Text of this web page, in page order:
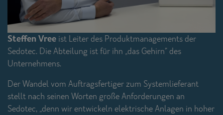
Steffen Vree ist Leiter des Produktmanagements der
Sedotec. Die Abteilung ist für ihn „das Gehirn“ des
Unternehmens.
Der Wandel vom Auftragsfertiger zum Systemlieferant
stellt nach seinen Worten große Anforderungen an
Sedotec, „denn wir entwickeln elektrische Anlagen in hoher